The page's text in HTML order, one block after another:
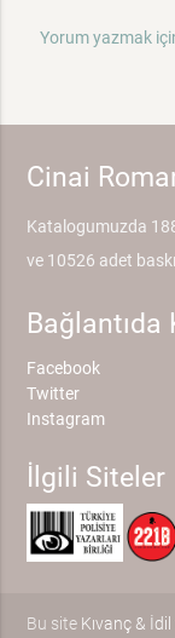
Yorum yazmak
Cinai
Katalogumuzda
ve 10526 adet
Bağlantıda
Facebook
Twitter
Instagram
İlgili Siteler
Bu site Kıvanç & İdil